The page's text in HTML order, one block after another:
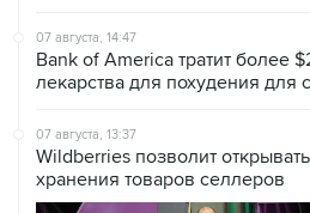
07 августа, 14:47
Bank of America тратит более
лекарства для похудения для
07 августа, 13:37
Wildberries позволит
хранения товаров селлеров